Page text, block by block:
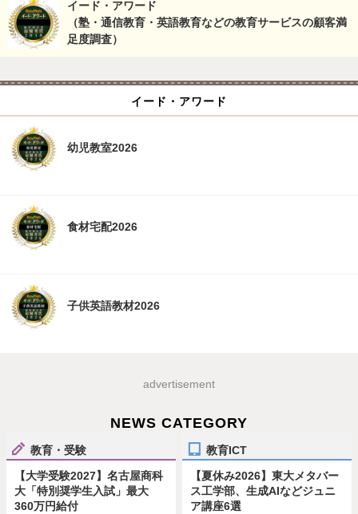
イード・アワード
（塾・通信教育・英語教育などの教育サービスの顧客満
足度調査）
イード・アワード
幼児教室2026
食材宅配2026
子供英語教材2026
advertisement
NEWS CATEGORY
教育・受験
【大学受験2027】名古屋商科
大「特別奨学生入試」最大
360万円給付
教育ICT
【夏休み2026】東大メタバー
ス工学部、生成AIなどジュニ
ア講座6選